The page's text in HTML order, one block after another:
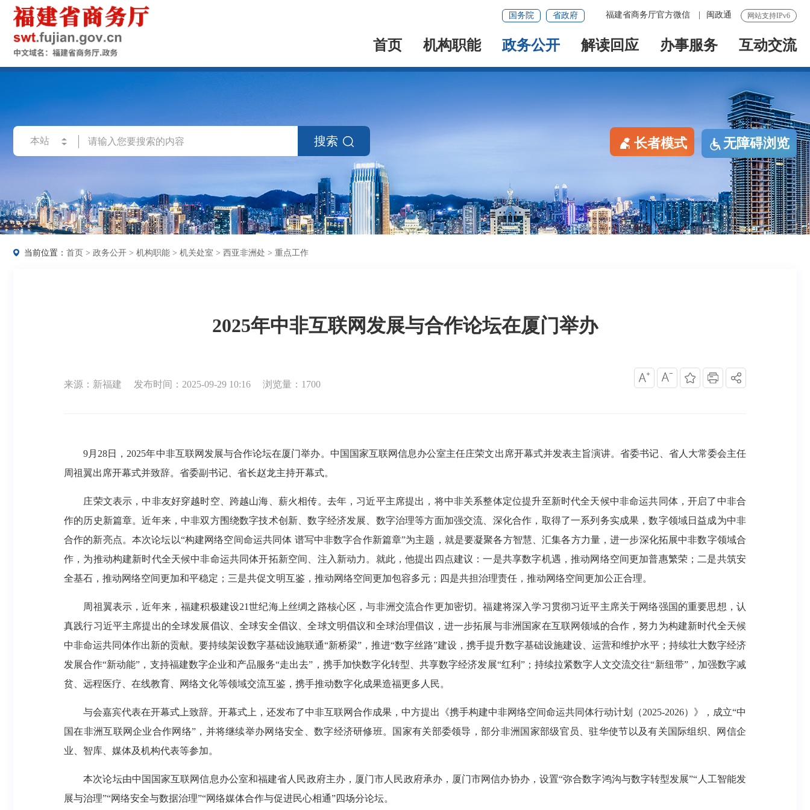
网站支持IPv6
福建省商务厅官方微信 闽政通
国务院 省政府
首页 机构职能 政务公开 解读回应 办事服务 互动交流
搜索 长者模式 无障碍浏览
当前位置： 首页 > 政务公开 > 机构职能 > 机关处室 > 西亚非洲处 > 重点工作
2025年中非互联网发展与合作论坛在厦门举办
来源：新福建 发布时间：2025-09-29 10:16 浏览量：1700
9月28日，2025年中非互联网发展与合作论坛在厦门举办。中国国家互联网信息办公室主任庄荣文出席开幕式并发表主旨演讲。省委书记、省人大常委会主任
周祖翼出席开幕式并致辞。省委副书记、省长赵龙主持开幕式。
庄荣文表示，中非友好穿越时空、跨越山海、薪火相传。去年，习近平主席提出，将中非关系整体定位提升至新时代全天候中非命运共同体，开启了中非合
作的历史新篇章。近年来，中非双方围绕数字技术创新、数字经济发展、数字治理等方面加强交流、深化合作，取得了一系列务实成果，数字领域日益成为中非
合作的新亮点。本次论坛以“构建网络空间命运共同体 谱写中非数字合作新篇章”为主题，就是要凝聚各方智慧、汇集各方力量，进一步深化拓展中非数字领域合
作，为推动构建新时代全天候中非命运共同体开拓新空间、注入新动力。就此，他提出四点建议：一是共享数字机遇，推动网络空间更加普惠繁荣；二是共筑安
全基石，推动网络空间更加和平稳定；三是共促文明互鉴，推动网络空间更加包容多元；四是共担治理责任，推动网络空间更加公正合理。
周祖翼表示，近年来，福建积极建设21世纪海上丝绸之路核心区，与非洲交流合作更加密切。福建将深入学习贯彻习近平主席关于网络强国的重要思想，认
真践行习近平主席提出的全球发展倡议、全球安全倡议、全球文明倡议和全球治理倡议，进一步拓展与非洲国家在互联网领域的合作，努力为构建新时代全天候
中非命运共同体作出新的贡献。要持续架设数字基础设施联通“新桥梁”，推进“数字丝路”建设，携手提升数字基础设施建设、运营和维护水平；持续壮大数字经济
发展合作“新动能”，支持福建数字企业和产品服务“走出去”，携手加快数字化转型、共享数字经济发展“红利”；持续拉紧数字人文交流交往“新纽带”，加强数字减
贫、远程医疗、在线教育、网络文化等领域交流互鉴，携手推动数字化成果造福更多人民。
与会嘉宾代表在开幕式上致辞。开幕式上，还发布了中非互联网合作成果，中方提出《携手构建中非网络空间命运共同体行动计划（2025-2026）》，成立“中
国在非洲互联网企业合作网络”，并将继续举办网络安全、数字经济研修班。国家有关部委领导，部分非洲国家部级官员、驻华使节以及有关国际组织、网信企
业、智库、媒体及机构代表等参加。
本次论坛由中国国家互联网信息办公室和福建省人民政府主办，厦门市人民政府承办，厦门市网信办协办，设置“弥合数字鸿沟与数字转型发展”“人工智能发
展与治理”“网络安全与数据治理”“网络媒体合作与促进民心相通”四场分论坛。